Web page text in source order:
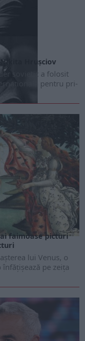
Hrușciov
sovietic a folosit
pentru pri­
faimoase picturi
lui Venus, o
pe zeița